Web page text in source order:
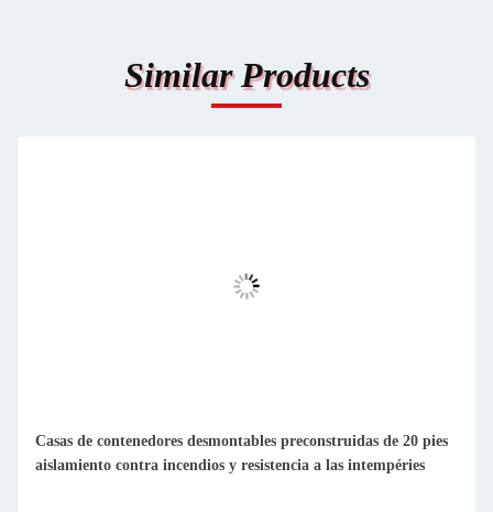
Similar Products
Casas de contenedores prefabricadas compactas y
desmontables, fáciles de limpiar y a prueba de polvo